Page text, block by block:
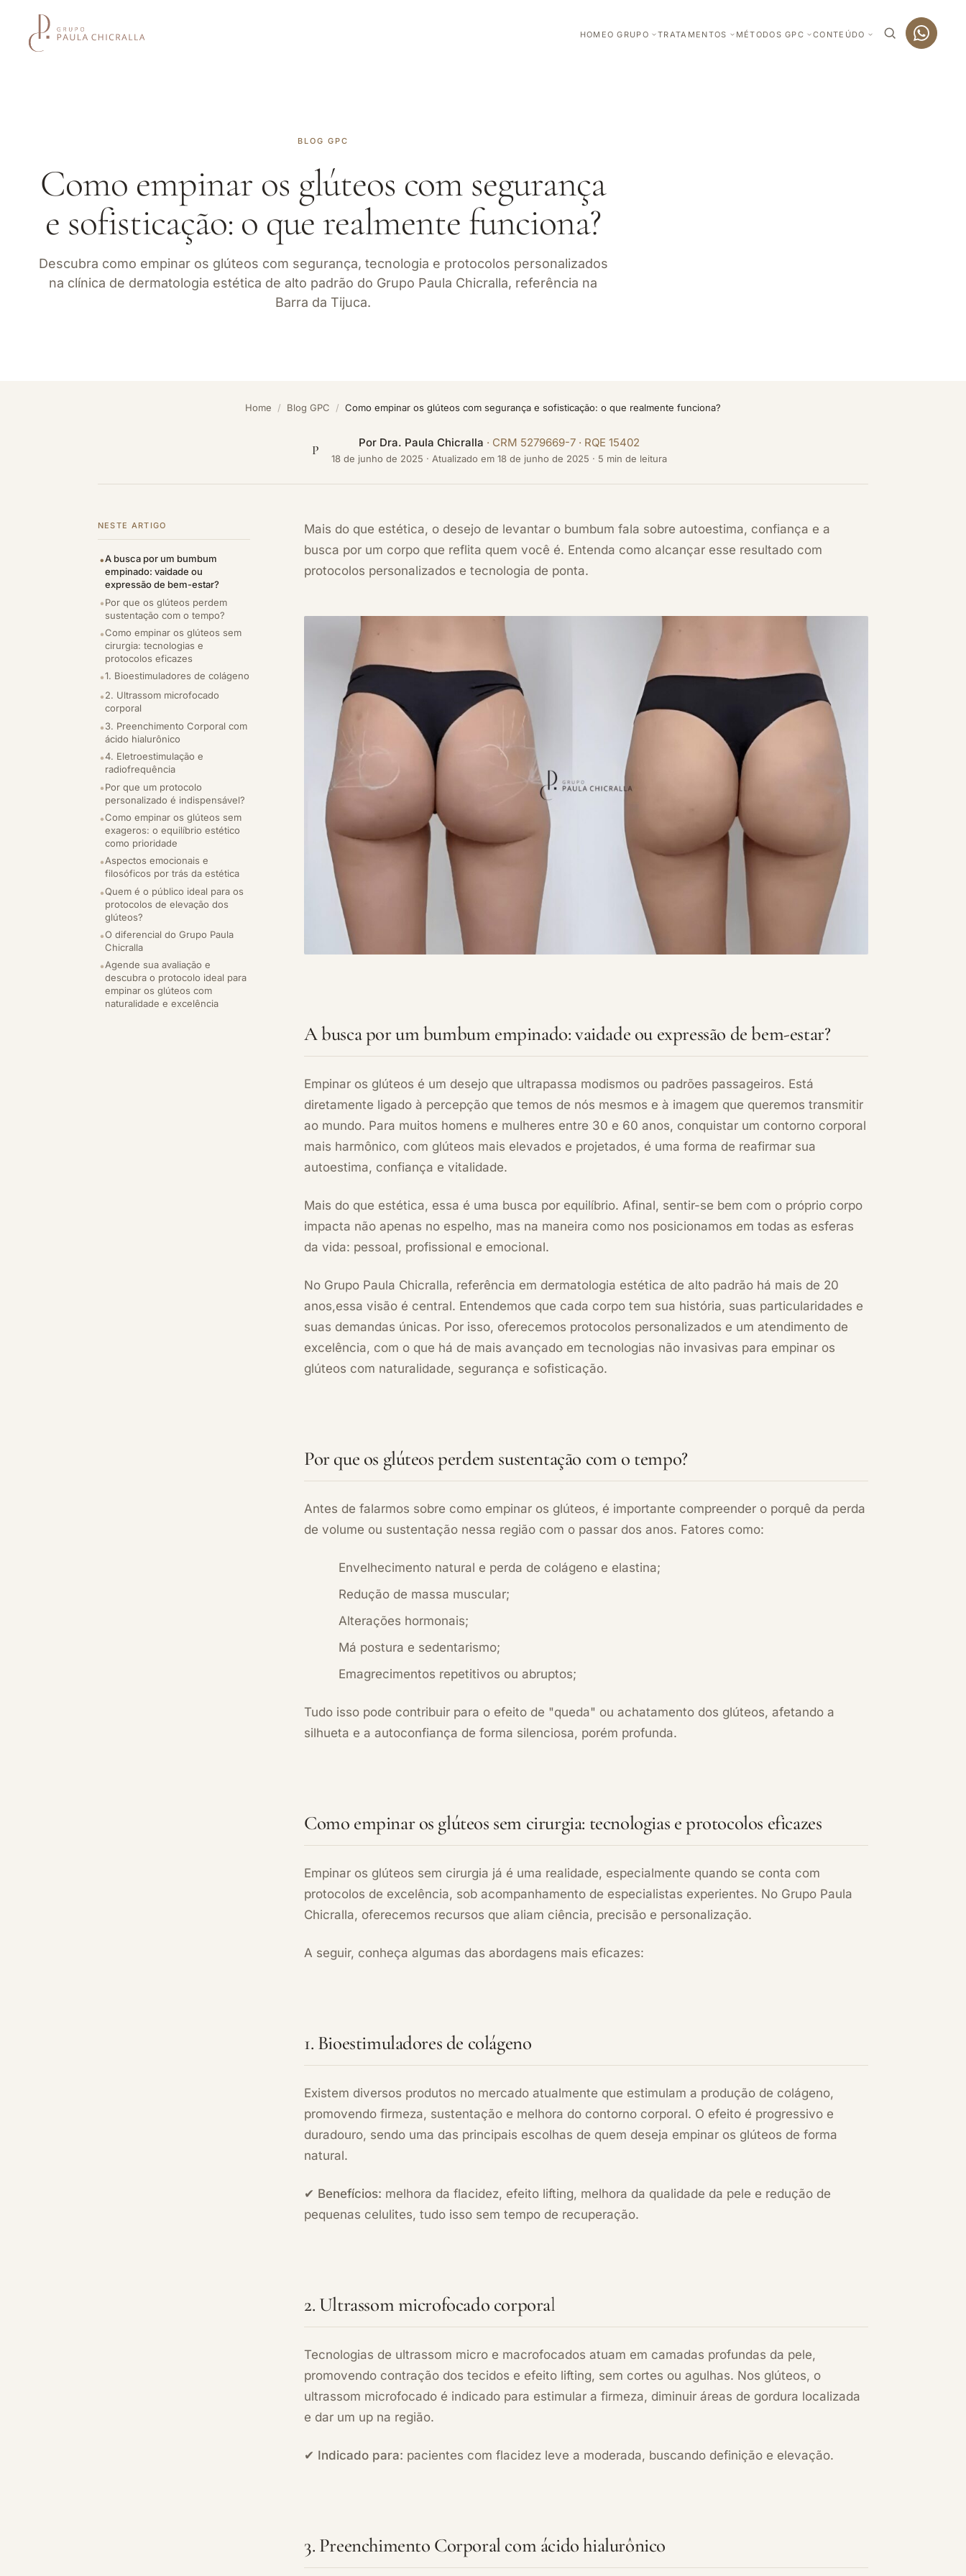
HOMEO GRUPO TRATAMENTOS MÉTODOS GPC CONTEÚDO
BLOG GPC
Como empinar os glúteos com segurança
e sofisticação: o que realmente funciona?
Descubra como empinar os glúteos com segurança, tecnologia e protocolos personalizados
na clínica de dermatologia estética de alto padrão do Grupo Paula Chicralla, referência na
Barra da Tijuca.
Home / Blog GPC / Como empinar os glúteos com segurança e sofisticação: o que realmente funciona?
P
Por Dra. Paula Chicralla · CRM 5279669-7 · RQE 15402
18 de junho de 2025 · Atualizado em 18 de junho de 2025 · 5 min de leitura
NESTE ARTIGO
A busca por um bumbum
empinado: vaidade ou
expressão de bem-estar?
Por que os glúteos perdem
sustentação com o tempo?
Como empinar os glúteos sem
cirurgia: tecnologias e
protocolos eficazes
1. Bioestimuladores de colágeno
2. Ultrassom microfocado
corporal
3. Preenchimento Corporal com
ácido hialurônico
4. Eletroestimulação e
radiofrequência
Por que um protocolo
personalizado é indispensável?
Como empinar os glúteos sem
exageros: o equilíbrio estético
como prioridade
Aspectos emocionais e
filosóficos por trás da estética
Quem é o público ideal para os
protocolos de elevação dos
glúteos?
O diferencial do Grupo Paula
Chicralla
Agende sua avaliação e
descubra o protocolo ideal para
empinar os glúteos com
naturalidade e excelência
Mais do que estética, o desejo de levantar o bumbum fala sobre autoestima, confiança e a
busca por um corpo que reflita quem você é. Entenda como alcançar esse resultado com
protocolos personalizados e tecnologia de ponta.
A busca por um bumbum empinado: vaidade ou expressão de bem-estar?
Empinar os glúteos é um desejo que ultrapassa modismos ou padrões passageiros. Está
diretamente ligado à percepção que temos de nós mesmos e à imagem que queremos transmitir
ao mundo. Para muitos homens e mulheres entre 30 e 60 anos, conquistar um contorno corporal
mais harmônico, com glúteos mais elevados e projetados, é uma forma de reafirmar sua
autoestima, confiança e vitalidade.
Mais do que estética, essa é uma busca por equilíbrio. Afinal, sentir-se bem com o próprio corpo
impacta não apenas no espelho, mas na maneira como nos posicionamos em todas as esferas
da vida: pessoal, profissional e emocional.
No Grupo Paula Chicralla, referência em dermatologia estética de alto padrão há mais de 20
anos,essa visão é central. Entendemos que cada corpo tem sua história, suas particularidades e
suas demandas únicas. Por isso, oferecemos protocolos personalizados e um atendimento de
excelência, com o que há de mais avançado em tecnologias não invasivas para empinar os
glúteos com naturalidade, segurança e sofisticação.
Por que os glúteos perdem sustentação com o tempo?
Antes de falarmos sobre como empinar os glúteos, é importante compreender o porquê da perda
de volume ou sustentação nessa região com o passar dos anos. Fatores como:
Envelhecimento natural e perda de colágeno e elastina;
Redução de massa muscular;
Alterações hormonais;
Má postura e sedentarismo;
Emagrecimentos repetitivos ou abruptos;
Tudo isso pode contribuir para o efeito de "queda" ou achatamento dos glúteos, afetando a
silhueta e a autoconfiança de forma silenciosa, porém profunda.
Como empinar os glúteos sem cirurgia: tecnologias e protocolos eficazes
Empinar os glúteos sem cirurgia já é uma realidade, especialmente quando se conta com
protocolos de excelência, sob acompanhamento de especialistas experientes. No Grupo Paula
Chicralla, oferecemos recursos que aliam ciência, precisão e personalização.
A seguir, conheça algumas das abordagens mais eficazes:
1. Bioestimuladores de colágeno
Existem diversos produtos no mercado atualmente que estimulam a produção de colágeno,
promovendo firmeza, sustentação e melhora do contorno corporal. O efeito é progressivo e
duradouro, sendo uma das principais escolhas de quem deseja empinar os glúteos de forma
natural.
✔ Benefícios: melhora da flacidez, efeito lifting, melhora da qualidade da pele e redução de
pequenas celulites, tudo isso sem tempo de recuperação.
2. Ultrassom microfocado corporal
Tecnologias de ultrassom micro e macrofocados atuam em camadas profundas da pele,
promovendo contração dos tecidos e efeito lifting, sem cortes ou agulhas. Nos glúteos, o
ultrassom microfocado é indicado para estimular a firmeza, diminuir áreas de gordura localizada
e dar um up na região.
✔ Indicado para: pacientes com flacidez leve a moderada, buscando definição e elevação.
3. Preenchimento Corporal com ácido hialurônico